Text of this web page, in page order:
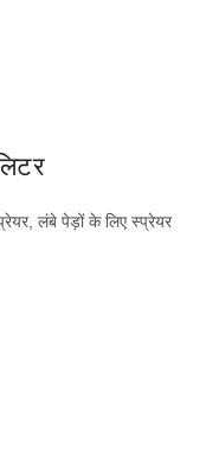
लंबे पेड़ों के लिए स्प्रेयर